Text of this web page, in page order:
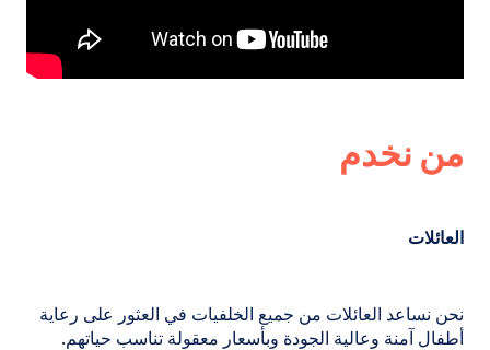
من نخدم
العائلات
نحن نساعد العائلات من جميع الخلفيات في العثور على رعاية
أطفال آمنة وعالية الجودة وبأسعار معقولة تناسب حياتهم.